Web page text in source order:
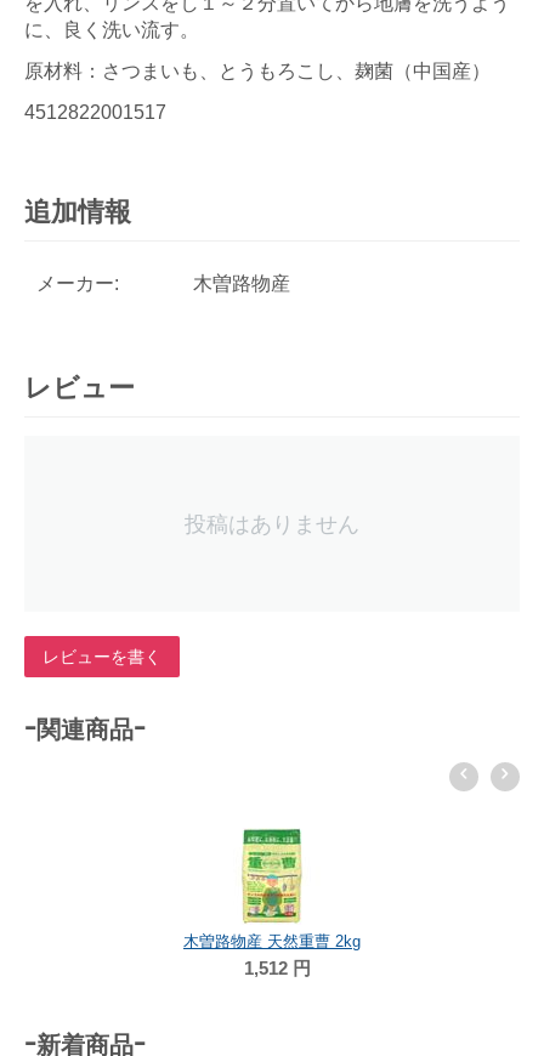
に、良く洗い流す。
原材料：さつまいも、とうもろこし、麹菌（中国産）
4512822001517
追加情報
メーカー: 木曽路物産
レビュー
投稿はありません
レビューを書く
-関連商品-
木曽路物産 天然重曹 2kg
1,512 円
-新着商品-